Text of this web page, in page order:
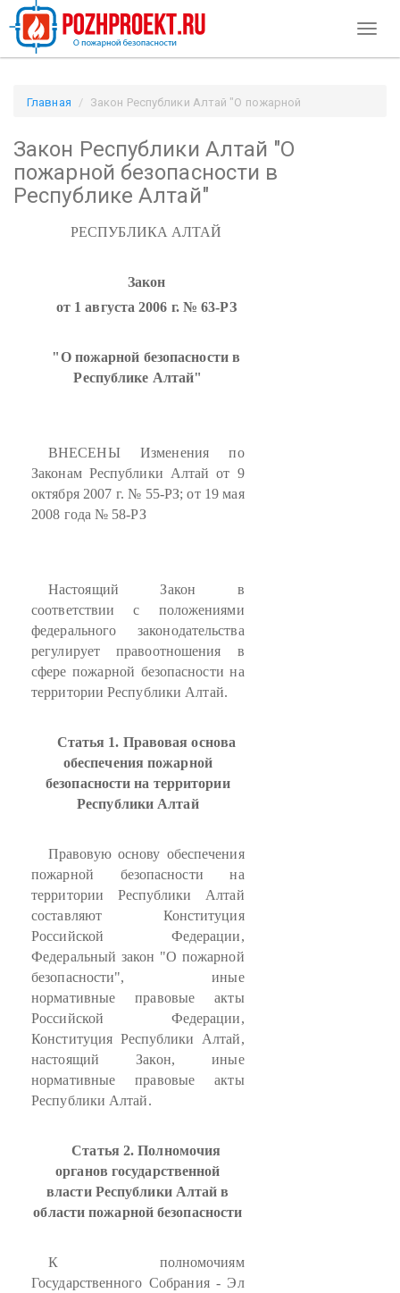
Главная
Закон Республики Алтай "О пожарной
Закон Республики Алтай "О
пожарной безопасности в
Республике Алтай"
РЕСПУБЛИКА АЛТАЙ
Закон
от 1 августа 2006 г. № 63-РЗ
"О пожарной безопасности в
Республике Алтай"
ВНЕСЕНЫ Изменения по
Законам Республики Алтай от 9
октября 2007 г. № 55-РЗ; от 19 мая
2008 года № 58-РЗ
Настоящий Закон в
соответствии с положениями
федерального законодательства
регулирует правоотношения в
сфере пожарной безопасности на
территории Республики Алтай.
Статья 1. Правовая основа
обеспечения пожарной
безопасности на территории
Республики Алтай
Правовую основу обеспечения
пожарной безопасности на
территории Республики Алтай
составляют Конституция
Российской Федерации,
Федеральный закон "О пожарной
безопасности", иные
нормативные правовые акты
Российской Федерации,
Конституция Республики Алтай,
настоящий Закон, иные
нормативные правовые акты
Республики Алтай.
Статья 2. Полномочия
органов государственной
власти Республики Алтай в
области пожарной безопасности
К полномочиям
Государственного Собрания - Эл